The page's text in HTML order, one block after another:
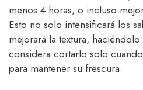
menos 4 horas, o incluso
Esto no solo intensificará los
mejorará la textura,
considera cortarlo solo
para mantener su frescura.